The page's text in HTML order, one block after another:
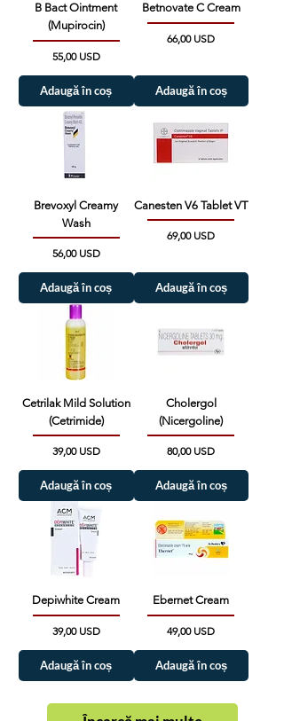
B Bact Ointment
(Mupirocin)
Preț
55,00 USD
Adaugă în coș
Betnovate C Cream
Preț
66,00 USD
Adaugă în coș
Brevoxyl Creamy
Wash
Preț
56,00 USD
Adaugă în coș
Canesten V6 Tablet VT
Preț
69,00 USD
Adaugă în coș
Cetrilak Mild Solution
(Cetrimide)
Preț
39,00 USD
Adaugă în coș
Cholergol
(Nicergoline)
Preț
80,00 USD
Adaugă în coș
Depiwhite Cream
Preț
39,00 USD
Adaugă în coș
Ebernet Cream
Preț
49,00 USD
Adaugă în coș